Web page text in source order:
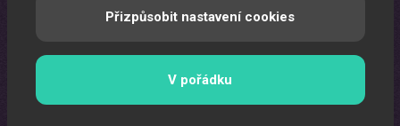
Přizpůsobit nastavení cookies
V pořádku